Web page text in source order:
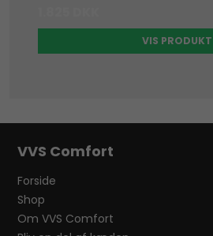
VIS PRODUKT
VVS Comfort
Forside
Shop
Om VVS Comfort